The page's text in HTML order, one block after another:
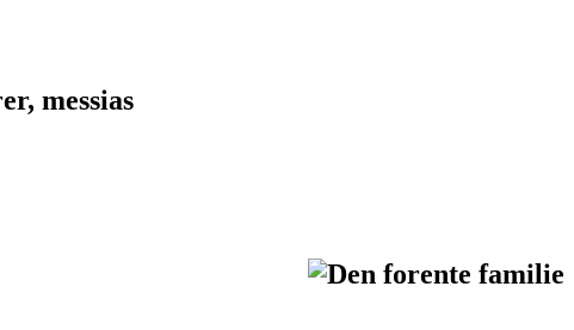
messias